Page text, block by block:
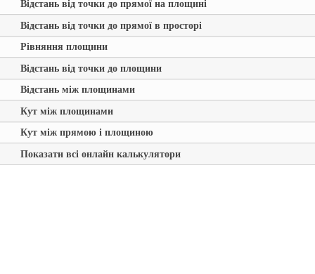
Відстань від точки до прямої на площині
Відстань від точки до прямої в просторі
Рівняння площини
Відстань від точки до площини
Відстань між площинами
Кут між площинами
Кут між прямою і площиною
Показати всі онлайн калькулятори